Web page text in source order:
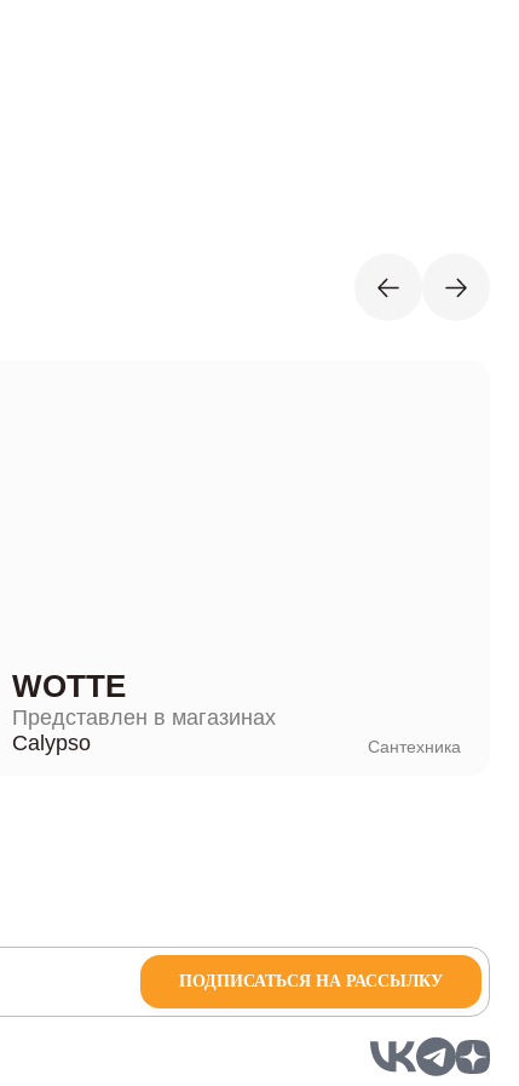
WOTTE
Представлен в магазинах
Calypso
Сантехника
ПОДПИСАТЬСЯ НА РАССЫЛКУ